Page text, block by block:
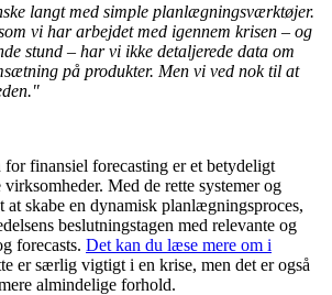
langt med simple planlægningsværktøjer.
vi har arbejdet med igennem krisen – og
stund – har vi ikke detaljerede data om
på produkter. Men vi ved nok til at
for finansiel fore­casting er et betydeligt
Med de rette systemer og
at skabe en dynamisk planlægningsproces,
beslutningstagen med relevante og
forecasts. Det kan du læse mere om i
er særlig vigtigt i en krise, men det er også
almindelige forhold.